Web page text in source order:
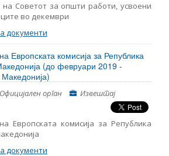
на Советот за општи работи, усвоени
во декември
документи
Европската комисија за Република
(до февруари 2019 -
Oфицијален орган Извештај
Европската комисија за Република
документи